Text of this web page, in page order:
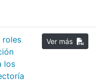
roles
los